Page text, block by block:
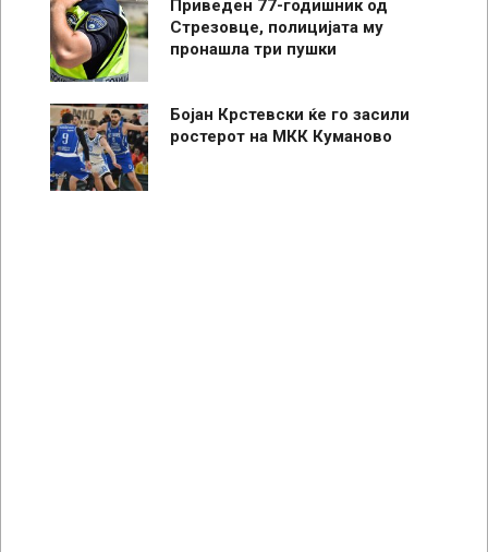
Приведен 77-годишник од
Стрезовце, полицијата му
пронашла три пушки
Бојан Крстевски ќе го засили
ростерот на МКК Куманово